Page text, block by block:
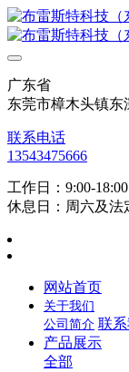
广东省
东莞市樟木头镇东
联系电话
13543475666
工作日：9:00-18:00
休息日：周六及法
网站首页
关于我们
公司简介 联
产品展示
全部